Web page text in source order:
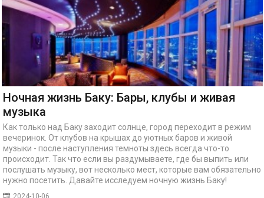
Ночная жизнь Баку: Бары, клубы и живая
музыка
Как только над Баку заходит солнце, город переходит в режим
вечеринок. От клубов на крышах до уютных баров и живой
музыки - после наступления темноты здесь всегда что-то
происходит. Так что если вы раздумываете, где бы выпить или
послушать музыку, вот несколько мест, которые вам обязательно
нужно посетить. Давайте исследуем ночную жизнь Баку!
2024-10-06